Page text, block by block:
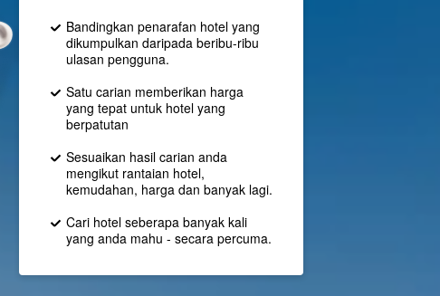
Bandingkan penarafan hotel yang
dikumpulkan daripada beribu-ribu
ulasan pengguna.
Satu carian memberikan harga
yang tepat untuk hotel yang
berpatutan
Sesuaikan hasil carian anda
mengikut rantaian hotel,
kemudahan, harga dan banyak lagi.
Cari hotel seberapa banyak kali
yang anda mahu - secara percuma.